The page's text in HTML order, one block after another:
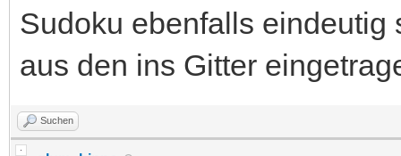
Sudoku ebenfalls eindeutig
aus den ins Gitter
Suchen